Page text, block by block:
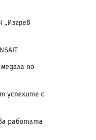
„Изгрев
по
успехите с
работата